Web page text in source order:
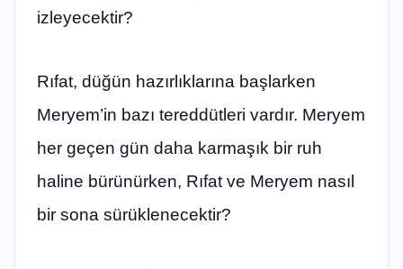
izleyecektir?
Rıfat, düğün hazırlıklarına başlarken
Meryem’in bazı tereddütleri vardır. Meryem
her geçen gün daha karmaşık bir ruh
haline bürünürken, Rıfat ve Meryem nasıl
bir sona sürüklenecektir?